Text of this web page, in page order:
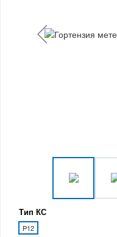
Тип КС
P12